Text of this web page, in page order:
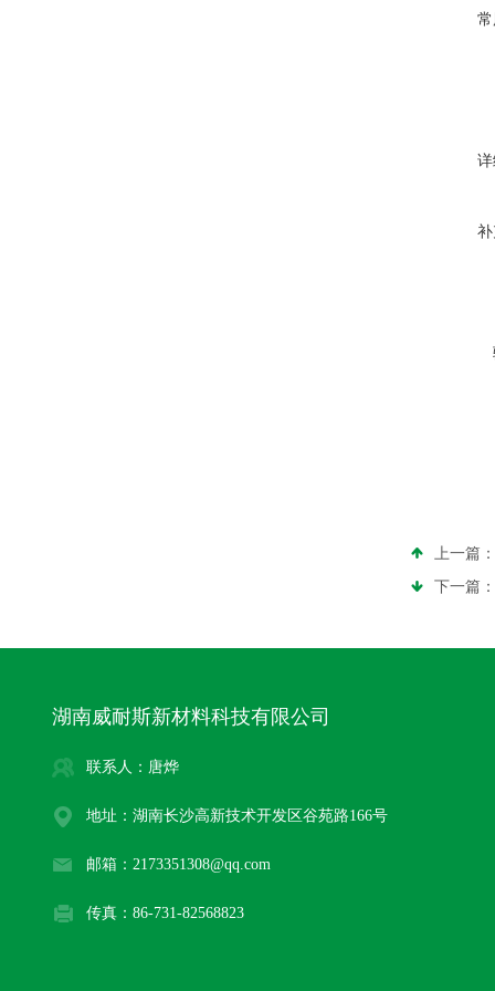
常
详
补
上一篇：
下一篇：
湖南威耐斯新材料科技有限公司
联系人：唐烨
地址：湖南长沙高新技术开发区谷苑路166号
邮箱：2173351308@qq.com
传真：86-731-82568823